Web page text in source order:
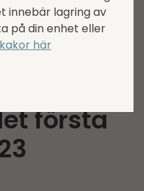
KVARTALET 2023
delårs­
första
innebär lagring av
på din enhet eller
här